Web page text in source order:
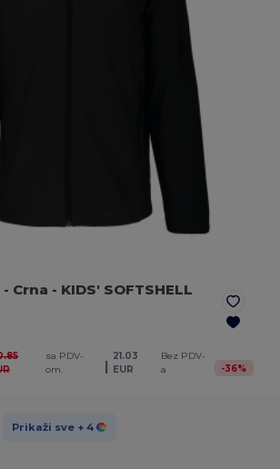
- Crna - KIDS' SOFTSHELL
sa PDV-
om.
|
21.03
EUR
Bez PDV-
a
-36%
Prikaži sve + 4